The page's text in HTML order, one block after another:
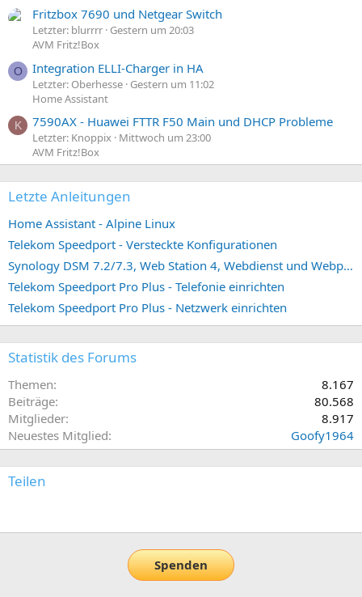
Fritzbox 7690 und Netgear Switch
Letzter: blurrrr Gestern um 20:03
AVM Fritz!Box
O Integration ELLI-Charger in HA
Letzter: Oberhesse Gestern um 11:02
Home Assistant
K 7590AX - Huawei FTTR F50 Main und DHCP Probleme
Letzter: Knoppix Mittwoch um 23:00
AVM Fritz!Box
Letzte Anleitungen
Home Assistant - Alpine Linux
Telekom Speedport - Versteckte Konfigurationen
Synology DSM 7.2/7.3, Web Station 4, Webdienst und Webportal erstellen (ehemals vHost)
Telekom Speedport Pro Plus - Telefonie einrichten
Telekom Speedport Pro Plus - Netzwerk einrichten
Statistik des Forums
Themen
8.167
Beiträge
80.568
Mitglieder
8.917
Neuestes Mitglied
Goofy1964
Teilen
Spenden